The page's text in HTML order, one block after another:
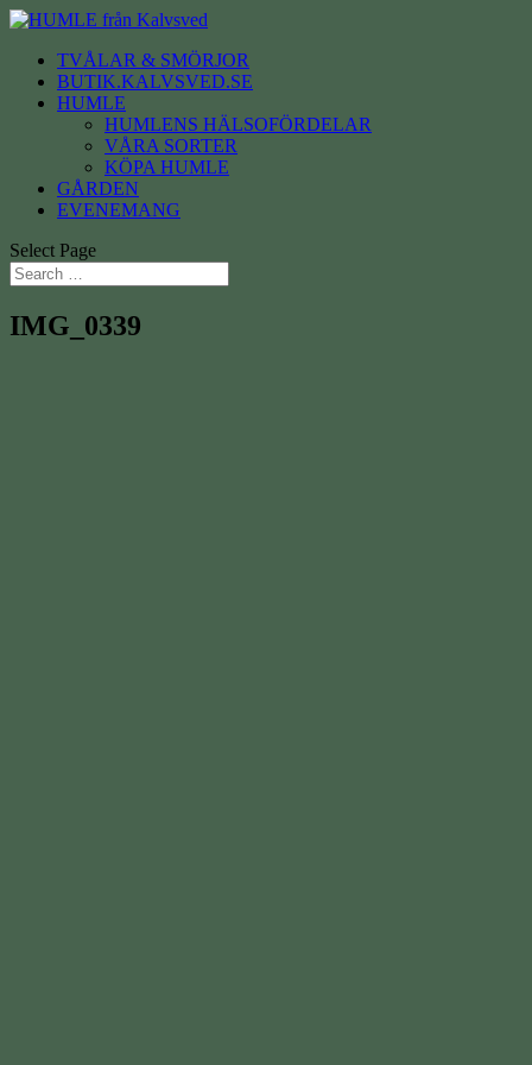
TVÅLAR & SMÖRJOR
BUTIK.KALVSVED.SE
HUMLE
HUMLENS HÄLSOFÖRDELAR
VÅRA SORTER
KÖPA HUMLE
GÅRDEN
EVENEMANG
Select Page
IMG_0339